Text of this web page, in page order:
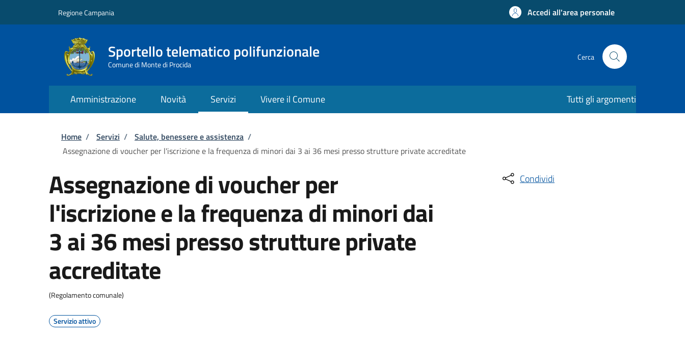
Regione Campania Accedi all'area personale
Sportello telematico polifunzionale
Comune di Monte di Procida
Cerca
Amministrazione Novità Servizi Vivere il Comune Tutti gli argomenti
Briciole di pane
Home / Servizi / Salute, benessere e assistenza /
Assegnazione di voucher per l'iscrizione e la frequenza di minori dai 3 ai 36 mesi presso strutture private accreditate
Assegnazione di voucher per
l'iscrizione e la frequenza di minori dai
3 ai 36 mesi presso strutture private
accreditate
(Regolamento comunale)
Servizio attivo
Condividi